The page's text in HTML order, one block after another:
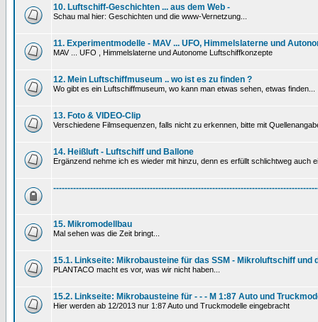
10. Luftschiff-Geschichten ... aus dem Web -
Schau mal hier: Geschichten und die www-Vernetzung...
11. Experimentmodelle - MAV ... UFO, Himmelslaterne und
MAV ... UFO , Himmelslaterne und Autonome Luftschiffkonzepte
12. Mein Luftschiffmuseum .. wo ist es zu finden ?
Wo gibt es ein Luftschiffmuseum, wo kann man etwas sehen, etwas finden...
13. Foto & VIDEO-Clip
Verschiedene Filmsequenzen, falls nicht zu erkennen, bitte mit
14. Heißluft - Luftschiff und Ballone
Ergänzend nehme ich es wieder mit hinzu, denn es erfüllt schlichtweg auch
15. Mikromodellbau
Mal sehen was die Zeit bringt...
15.1. Linkseite: Mikrobausteine für das SSM - Mikroluftschiff und
PLANTACO macht es vor, was wir nicht haben...
15.2. Linkseite: Mikrobausteine für - - - M 1:87 Auto und
Hier werden ab 12/2013 nur 1:87 Auto und Truckmodelle eingebracht